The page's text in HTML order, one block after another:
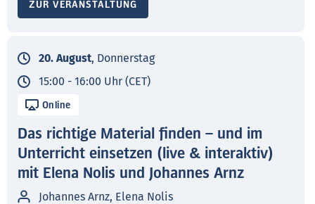
ZUR VERANSTALTUNG
20. August, Donnerstag
15:00 - 16:00 Uhr (CET)
Online
Das richtige Material finden – und im
Unterricht einsetzen (live & interaktiv)
mit Elena Nolis und Johannes Arnz
Johannes Arnz, Elena Nolis